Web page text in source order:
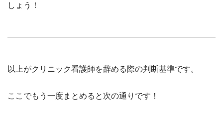
しょう！
以上がクリニック看護師を辞める際の判断基準です。
ここでもう一度まとめると次の通りです！